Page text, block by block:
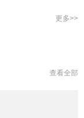
更多>>
查看全部